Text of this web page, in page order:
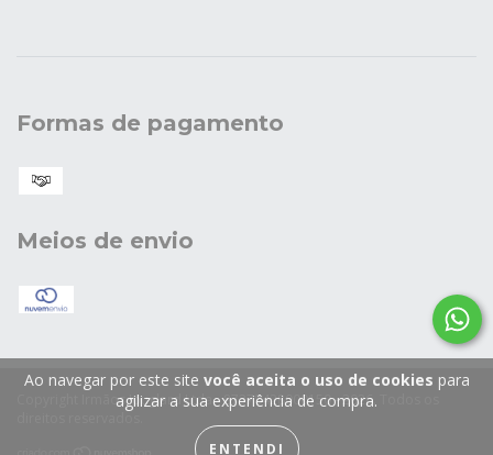
Ao navegar por este site você aceita o uso de cookies para
agilizar a sua experiência de compra.
ENTENDI
Formas de pagamento
Meios de envio
Copyright Irmãos Jouglard Ltda - 87378428000150 - 2026. Todos os